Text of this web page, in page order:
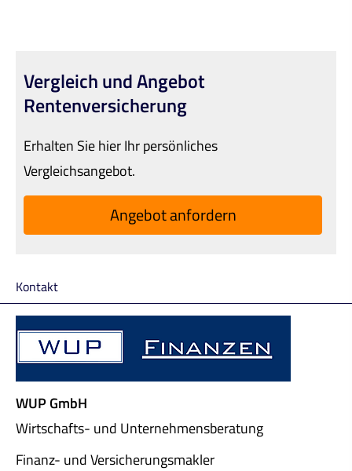
Vergleich und Angebot
Rentenversicherung
Erhalten Sie hier Ihr persönliches
Vergleichsangebot.
An­ge­bot an­for­dern
Kontakt
WUP GmbH
Wirtschafts- und Unternehmensberatung
Finanz- und Ver­sicherungs­makler